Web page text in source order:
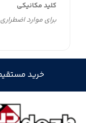
کلید مکانیکی
برای موارد اضطراری
خرید